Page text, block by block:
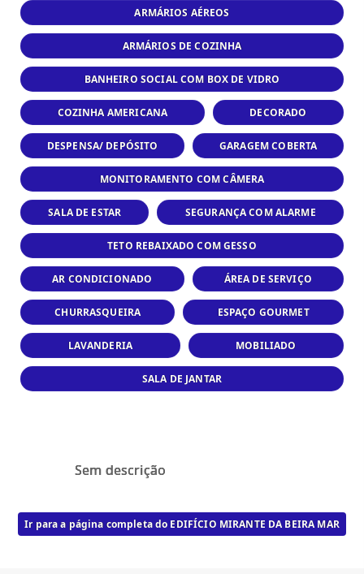
ARMÁRIOS AÉREOS
ARMÁRIOS DE COZINHA
BANHEIRO SOCIAL COM BOX DE VIDRO
COZINHA AMERICANA DECORADO
DESPENSA/ DEPÓSITO GARAGEM COBERTA
MONITORAMENTO COM CÂMERA
SALA DE ESTAR SEGURANÇA COM ALARME
TETO REBAIXADO COM GESSO
AR CONDICIONADO ÁREA DE SERVIÇO
CHURRASQUEIRA ESPAÇO GOURMET
LAVANDERIA MOBILIADO
SALA DE JANTAR
Sem descrição
Ir para a página completa do EDIFÍCIO MIRANTE DA BEIRA MAR